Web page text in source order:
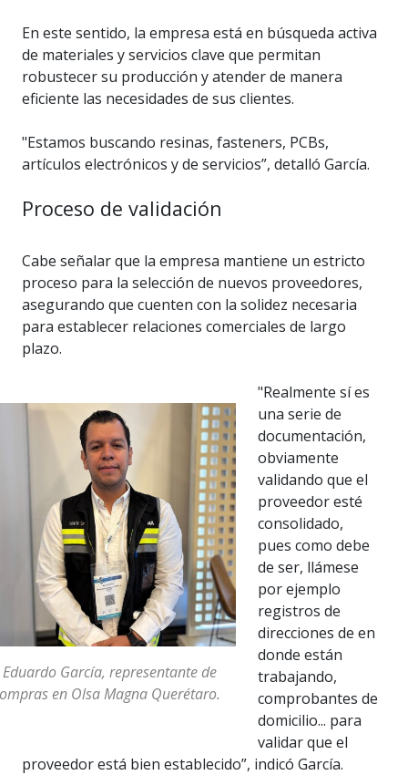
En este sentido, la empresa está en búsqueda activa
de materiales y servicios clave que permitan
robustecer su producción y atender de manera
eficiente las necesidades de sus clientes.
"Estamos buscando resinas, fasteners, PCBs,
artículos electrónicos y de servicios”, detalló García.
Proceso de validación
Cabe señalar que la empresa mantiene un estricto
proceso para la selección de nuevos proveedores,
asegurando que cuenten con la solidez necesaria
para establecer relaciones comerciales de largo
plazo.
Eduardo García, representante de
en Olsa Magna Querétaro.
"Realmente sí es
una serie de
documentación,
obviamente
validando que el
proveedor esté
consolidado,
pues como debe
de ser, llámese
por ejemplo
registros de
direcciones de en
donde están
trabajando,
comprobantes de
domicilio... para
validar que el
proveedor está bien establecido”, indicó García.